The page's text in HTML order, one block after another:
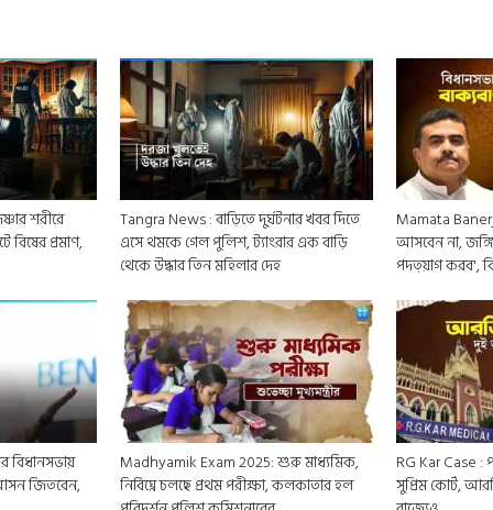
শরীরে
প্রমাণ,
Tangra News : বাড়িতে দুর্ঘটনার খবর দিতে
এসে থমকে গেল পুলিশ, ট্যাংরার এক বাড়ি
থেকে উদ্ধার তিন মহিলার দেহ
Mamata
আসবেন না,
পদত্য়াগ করব',
বিধানসভায়
জিতবেন,
Madhyamik Exam 2025: শুরু মাধ্যমিক,
নির্বিঘ্নে চলছে প্রথম পরীক্ষা, কলকাতার হল
RG Kar Case :
সুপ্রিম কোর্ট,